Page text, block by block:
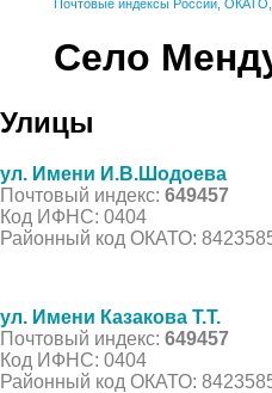
Почтовые индексы России,
Село
Улицы
ул. Имени И.В.Шодоева
Почтовый индекс: 649457
Код ИФНС: 0404
Районный код ОКАТО:
ул. Имени Казакова Т.Т.
Почтовый индекс: 649457
Код ИФНС: 0404
Районный код ОКАТО: